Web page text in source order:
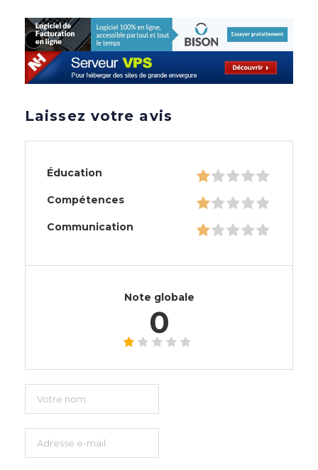
Laissez votre avis
Éducation
Compétences
Communication
Note globale
0